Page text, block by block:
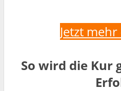
Jetzt
So wird die Kur